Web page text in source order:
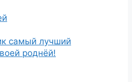
самый лучший
роднёй!